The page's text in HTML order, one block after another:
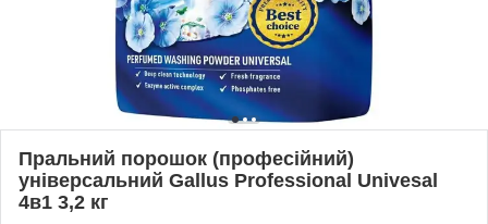
Пральний порошок (професійний)
універсальний Gallus Professional Univesal
4в1 3,2 кг